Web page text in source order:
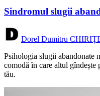
Sindromul slugii
Dorel Dumitru
Psihologia slugii abandonate
comodă în care altul
tău.